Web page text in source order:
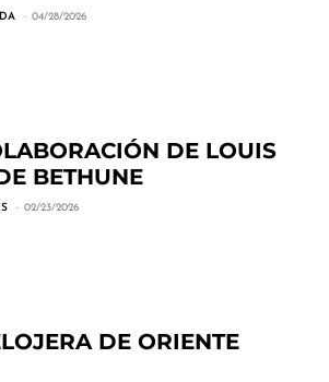
04/28/2026
DE LOUIS
BETHUNE
02/23/2026
DE ORIENTE